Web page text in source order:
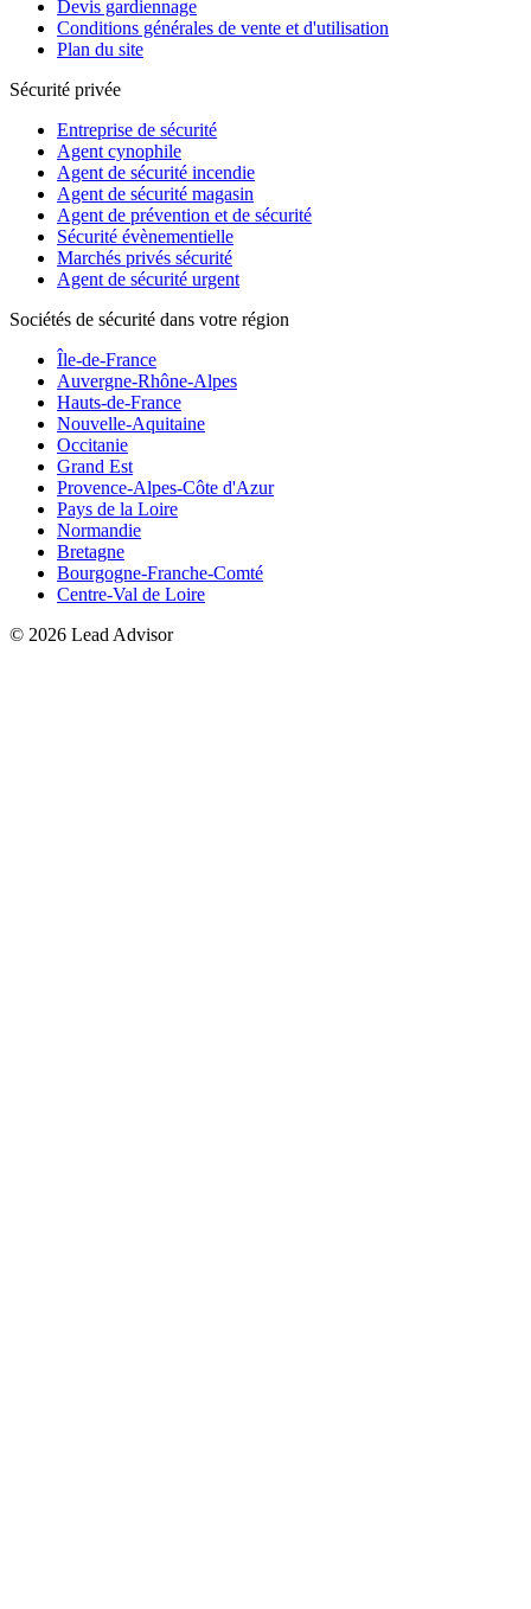
Devis gardiennage
Conditions générales de vente et d'utilisation
Plan du site
Sécurité privée
Entreprise de sécurité
Agent cynophile
Agent de sécurité incendie
Agent de sécurité magasin
Agent de prévention et de sécurité
Sécurité évènementielle
Marchés privés sécurité
Agent de sécurité urgent
Sociétés de sécurité dans votre région
Île-de-France
Auvergne-Rhône-Alpes
Hauts-de-France
Nouvelle-Aquitaine
Occitanie
Grand Est
Provence-Alpes-Côte d'Azur
Pays de la Loire
Normandie
Bretagne
Bourgogne-Franche-Comté
Centre-Val de Loire
© 2026 Lead Advisor